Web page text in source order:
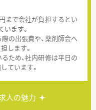
まで会社が負担するとい
ます。
の出張費や、薬剤師会へ
します。
ため、社内研修は平日の
ています。
人の魅力